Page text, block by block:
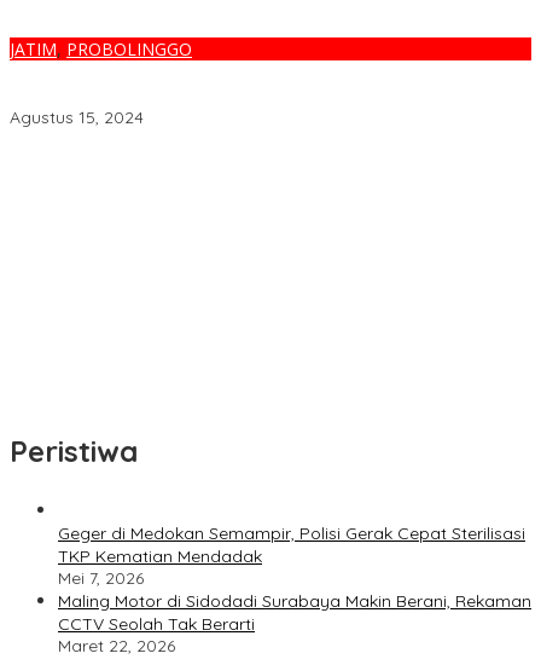
JATIM, PROBOLINGGO
Agustus 15, 2024
Peristiwa
Geger di Medokan Semampir, Polisi Gerak Cepat Sterilisasi
TKP Kematian Mendadak
Mei 7, 2026
Maling Motor di Sidodadi Surabaya Makin Berani, Rekaman
CCTV Seolah Tak Berarti
Maret 22, 2026